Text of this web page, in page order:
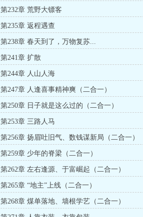
第232章 荒野大镖客
第235章 返程遇查
第238章 春天到了，万物复苏...
第241章 扩散
第244章 人山人海
第247章 人逢喜事精神爽（二合一）
第250章 日子就是这么过的（二合一）
第253章 三路人马
第256章 扬眉吐旧气、数钱谋新局（二合一）
第259章 少年的脊梁（二合一）
第262章 左右逢源、于富崛起（二合一）
第265章 “地主”上线（二合一）
第268章 煤单落地、墙根学艺（二合一）